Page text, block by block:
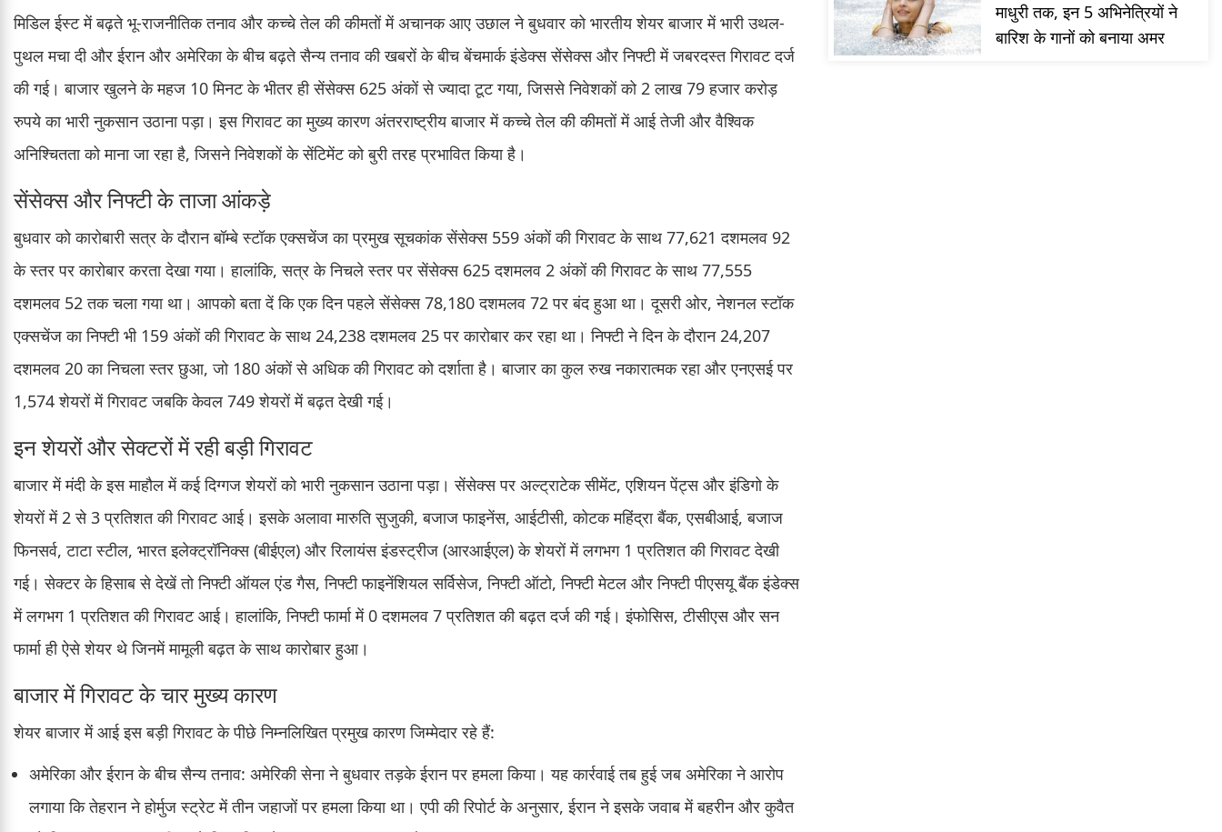
मिडिल ईस्ट में बढ़ते भू-राजनीतिक तनाव और कच्चे तेल की कीमतों में अचानक आए उछाल ने बुधवार को भारतीय शेयर बाजार में भारी उथल-
पुथल मचा दी और ईरान और अमेरिका के बीच बढ़ते सैन्य तनाव की खबरों के बीच बेंचमार्क इंडेक्स सेंसेक्स और निफ्टी में जबरदस्त गिरावट दर्ज
की गई। बाजार खुलने के महज 10 मिनट के भीतर ही सेंसेक्स 625 अंकों से ज्यादा टूट गया, जिससे निवेशकों को 2 लाख 79 हजार करोड़
रुपये का भारी नुकसान उठाना पड़ा। इस गिरावट का मुख्य कारण अंतरराष्ट्रीय बाजार में कच्चे तेल की कीमतों में आई तेजी और वैश्विक
अनिश्चितता को माना जा रहा है, जिसने निवेशकों के सेंटिमेंट को बुरी तरह प्रभावित किया है।
सेंसेक्स और निफ्टी के ताजा आंकड़े
बुधवार को कारोबारी सत्र के दौरान बॉम्बे स्टॉक एक्सचेंज का प्रमुख सूचकांक सेंसेक्स 559 अंकों की गिरावट के साथ 77,621 दशमलव 92
के स्तर पर कारोबार करता देखा गया। हालांकि, सत्र के निचले स्तर पर सेंसेक्स 625 दशमलव 2 अंकों की गिरावट के साथ 77,555
दशमलव 52 तक चला गया था। आपको बता दें कि एक दिन पहले सेंसेक्स 78,180 दशमलव 72 पर बंद हुआ था। दूसरी ओर, नेशनल स्टॉक
एक्सचेंज का निफ्टी भी 159 अंकों की गिरावट के साथ 24,238 दशमलव 25 पर कारोबार कर रहा था। निफ्टी ने दिन के दौरान 24,207
दशमलव 20 का निचला स्तर छुआ, जो 180 अंकों से अधिक की गिरावट को दर्शाता है। बाजार का कुल रुख नकारात्मक रहा और एनएसई पर
1,574 शेयरों में गिरावट जबकि केवल 749 शेयरों में बढ़त देखी गई।
इन शेयरों और सेक्टरों में रही बड़ी गिरावट
बाजार में मंदी के इस माहौल में कई दिग्गज शेयरों को भारी नुकसान उठाना पड़ा। सेंसेक्स पर अल्ट्राटेक सीमेंट, एशियन पेंट्स और इंडिगो के
शेयरों में 2 से 3 प्रतिशत की गिरावट आई। इसके अलावा मारुति सुजुकी, बजाज फाइनेंस, आईटीसी, कोटक महिंद्रा बैंक, एसबीआई, बजाज
फिनसर्व, टाटा स्टील, भारत इलेक्ट्रॉनिक्स (बीईएल) और रिलायंस इंडस्ट्रीज (आरआईएल) के शेयरों में लगभग 1 प्रतिशत की गिरावट देखी
गई। सेक्टर के हिसाब से देखें तो निफ्टी ऑयल एंड गैस, निफ्टी फाइनेंशियल सर्विसेज, निफ्टी ऑटो, निफ्टी मेटल और निफ्टी पीएसयू बैंक इंडेक्स
में लगभग 1 प्रतिशत की गिरावट आई। हालांकि, निफ्टी फार्मा में 0 दशमलव 7 प्रतिशत की बढ़त दर्ज की गई। इंफोसिस, टीसीएस और सन
फार्मा ही ऐसे शेयर थे जिनमें मामूली बढ़त के साथ कारोबार हुआ।
बाजार में गिरावट के चार मुख्य कारण
शेयर बाजार में आई इस बड़ी गिरावट के पीछे निम्नलिखित प्रमुख कारण जिम्मेदार रहे हैं:
अमेरिका और ईरान के बीच सैन्य तनाव: अमेरिकी सेना ने बुधवार तड़के ईरान पर हमला किया। यह कार्रवाई तब हुई जब अमेरिका ने आरोप
लगाया कि तेहरान ने होर्मुज स्ट्रेट में तीन जहाजों पर हमला किया था। एपी की रिपोर्ट के अनुसार, ईरान ने इसके जवाब में बहरीन और कुवैत
माधुरी तक, इन 5 अभिनेत्रियों ने
बारिश के गानों को बनाया अमर